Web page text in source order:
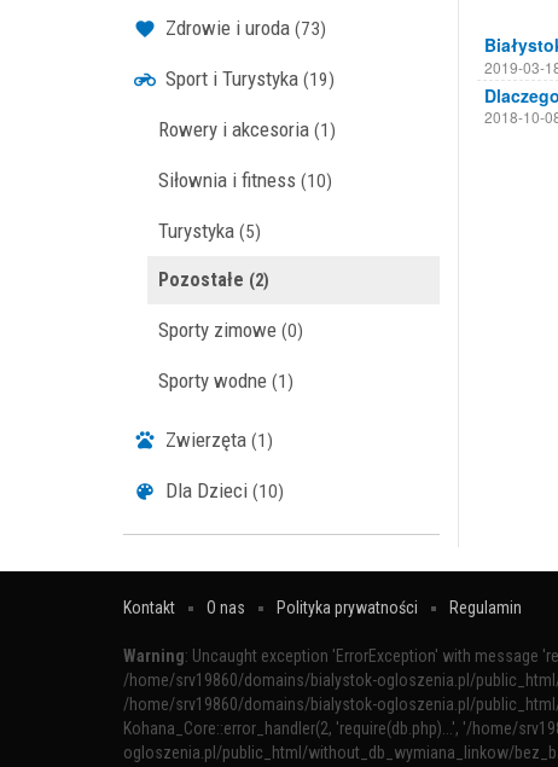
Zdrowie i uroda (73)
Sport i Turystyka (19)
Rowery i akcesoria (1)
Siłownia i fitness (10)
Turystyka (5)
Pozostałe (2)
Sporty zimowe (0)
Sporty wodne (1)
Zwierzęta (1)
Dla Dzieci (10)
2019-03-
2018-10-
Kontakt O nas Polityka prywatności Regulamin
Warning: Uncaught exception 'ErrorException' with message
/home/srv19860/domains/bialystok-ogloszenia.pl/
/home/srv19860/domains/bialystok-ogloszenia.pl/
Kohana_Core::error_handler(2, 'require(db.php)...', '/home/
ogloszenia.pl/public_html/without_db_wymiana_linkow/